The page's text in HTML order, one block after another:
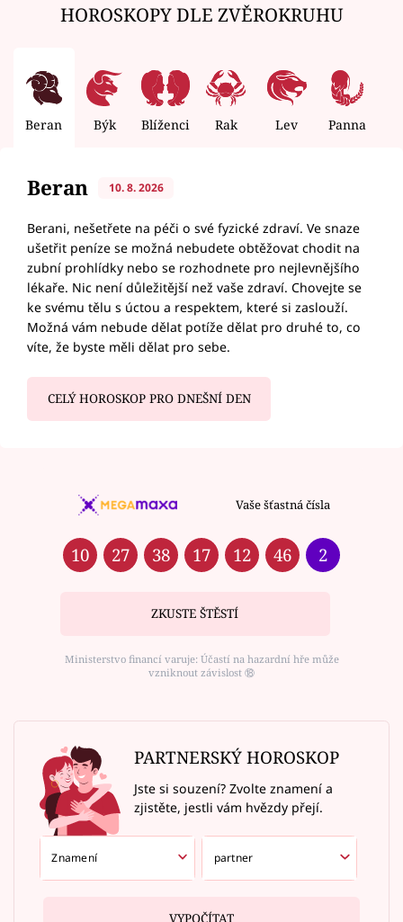
HOROSKOPY DLE ZVĚROKRUHU
Beran Býk Blíženci Rak Lev Panna
Beran 10. 8. 2026
Berani, nešetřete na péči o své fyzické zdraví. Ve snaze
ušetřit peníze se možná nebudete obtěžovat chodit na
zubní prohlídky nebo se rozhodnete pro nejlevnějšího
lékaře. Nic není důležitější než vaše zdraví. Chovejte se
ke svému tělu s úctou a respektem, které si zaslouží.
Možná vám nebude dělat potíže dělat pro druhé to, co
víte, že byste měli dělat pro sebe.
CELÝ HOROSKOP PRO DNEŠNÍ DEN
Vaše šťastná čísla
10 27 38 17 12 46 2
ZKUSTE ŠTĚSTÍ
Ministerstvo financí varuje: Účastí na hazardní hře může
vzniknout závislost ⑱
PARTNERSKÝ HOROSKOP
Jste si souzení? Zvolte znamení a
zjistěte, jestli vám hvězdy přejí.